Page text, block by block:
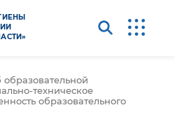
техническое
образовательного